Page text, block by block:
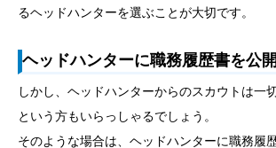
るヘッドハンターを選ぶことが大切です。
ヘッドハンターに職務履歴書を公
しかし、ヘッドハンターからのスカウトは一
という方もいらっしゃるでしょう。
そのような場合は、ヘッドハンターに職務履